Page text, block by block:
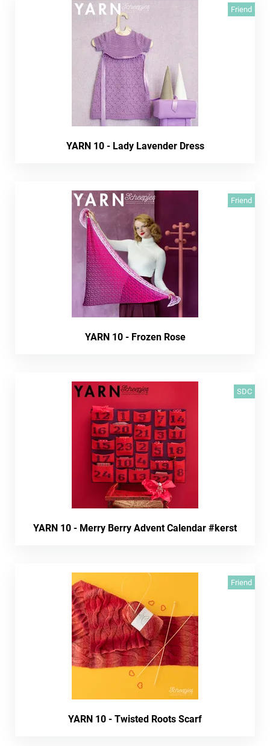
Friend
YARN 10 - Lady Lavender Dress
Friend
YARN 10 - Frozen Rose
SDC
YARN 10 - Merry Berry Advent Calendar #kerst
Friend
YARN 10 - Twisted Roots Scarf